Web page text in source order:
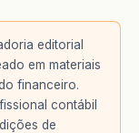
editorial
em materiais
financeiro.
contábil
de